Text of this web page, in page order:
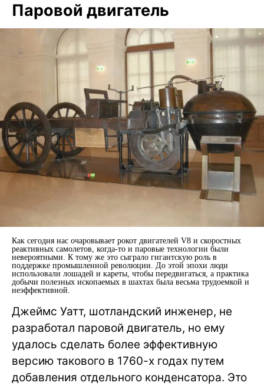
Паровой двигатель
Как сегодня нас очаровывает рокот двигателей V8 и скоростных
реактивных самолетов, когда-то и паровые технологии были
невероятными. К тому же это сыграло гигантскую роль в
поддержке промышленной революции. До этой эпохи люди
использовали лошадей и кареты, чтобы передвигаться, а практика
добычи полезных ископаемых в шахтах была весьма трудоемкой и
неэффективной.
Джеймс Уатт, шотландский инженер, не
разработал паровой двигатель, но ему
удалось сделать более эффективную
версию такового в 1760-х годах путем
добавления отдельного конденсатора. Это